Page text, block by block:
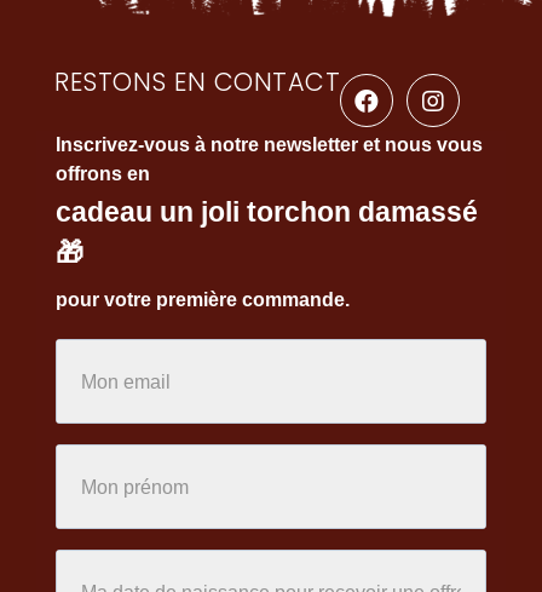
RESTONS EN CONTACT
Inscrivez-vous à notre newsletter et nous vous
offrons en
cadeau un joli torchon damassé
🎁
pour votre première commande.